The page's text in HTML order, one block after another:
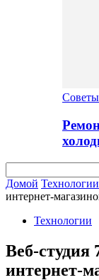
Советы
Домой Технологии
интернет-
Технологии
Веб-студия
интернет-